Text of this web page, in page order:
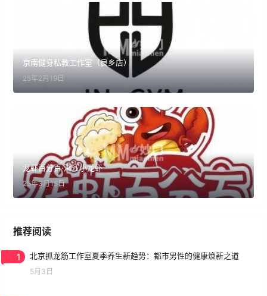
京南健身私教工作室（良乡店）
25年2月19日
龙虾百分百·潜江小龙虾
25年3月15日
推荐阅读
1 北京抓龙筋工作室夏季养生新趋势：都市男性的健康焕新之道
5月3日